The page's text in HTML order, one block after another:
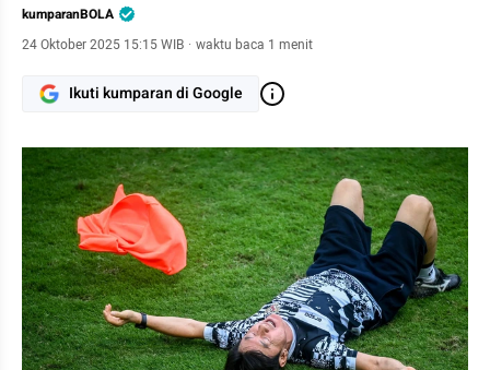
kumparanBOLA
24 Oktober 2025 15:15 WIB · waktu baca 1 menit
Ikuti kumparan di Google